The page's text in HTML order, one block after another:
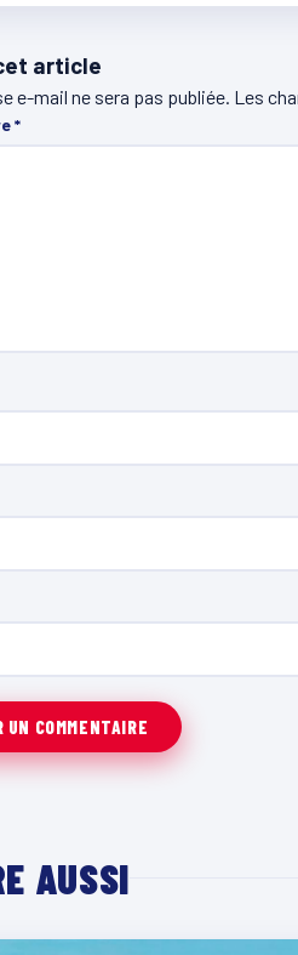
article
e-mail ne sera pas publiée. Les
*
AUSSI